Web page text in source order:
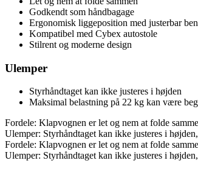
Godkendt som håndbagage
Ergonomisk liggeposition med justerbar
Kompatibel med Cybex autostole
Stilrent og moderne design
Ulemper
Styrhåndtaget kan ikke justeres i højden
Maksimal belastning på 22 kg kan være
Fordele: Klapvognen er let og nem at folde
Ulemper: Styrhåndtaget kan ikke justeres i
Fordele: Klapvognen er let og nem at folde
Ulemper: Styrhåndtaget kan ikke justeres i